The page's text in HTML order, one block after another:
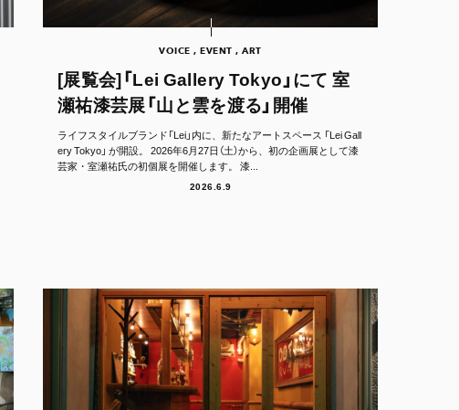
VOICE , EVENT , ART
[展覧会]「Lei Gallery Tokyo」にて 室
瀬祐漆芸展「山と雲を渡る」開催
ライフスタイルブランド「Lei」内に、新たなアートスペース 「Lei Gall
ery Tokyo」 が開設。 2026年6月27日（土）から、初の企画展として漆
芸家・室瀬祐氏の初個展を開催します。 漆...
2026.6.9